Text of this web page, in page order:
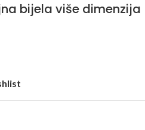
bijela više dimenzija